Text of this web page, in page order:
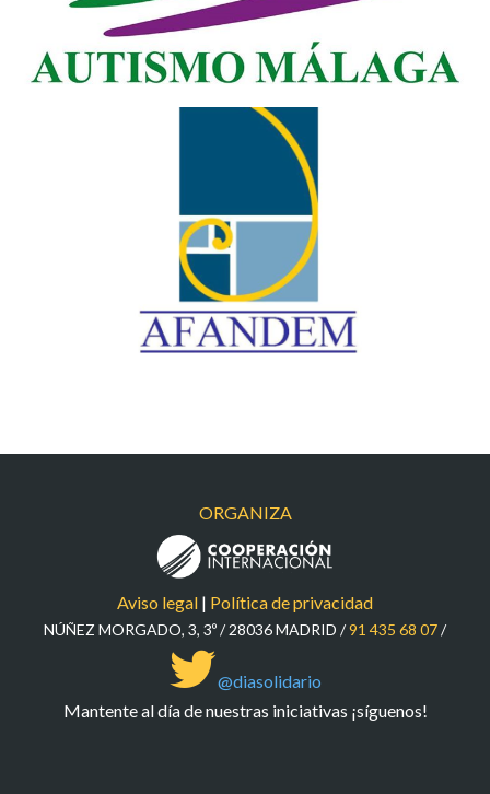
AFANDEM
ORGANIZA
Aviso legal | Política de privacidad
NÚÑEZ MORGADO, 3, 3º / 28036 MADRID /91 435 68 07/
@diasolidario
Mantente al día de nuestras iniciativas ¡síguenos!